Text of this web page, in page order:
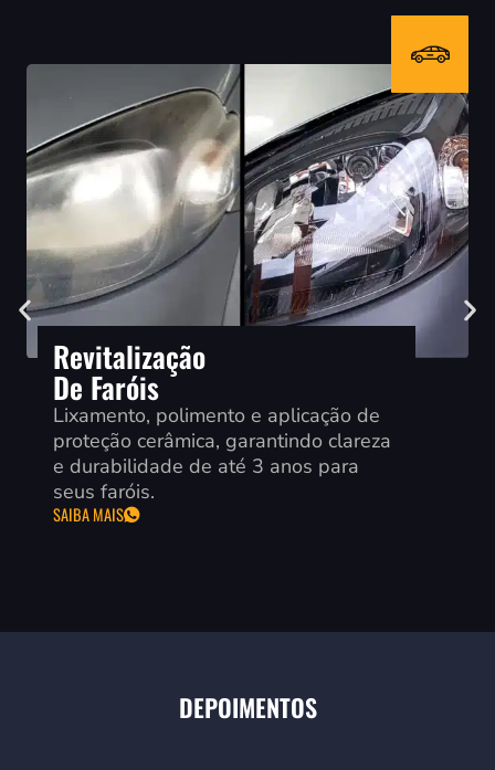
Revitalização
De Faróis
Lixamento, polimento e aplicação de
proteção cerâmica, garantindo clareza
e durabilidade de até 3 anos para
seus faróis.
SAIBA MAIS
DEPOIMENTOS